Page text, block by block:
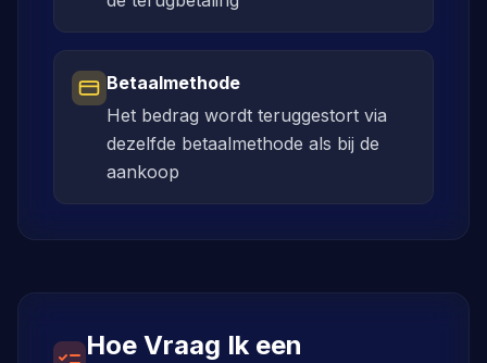
Betaalmethode
Het bedrag wordt teruggestort via
dezelfde betaalmethode als bij de
aankoop
Hoe Vraag Ik een